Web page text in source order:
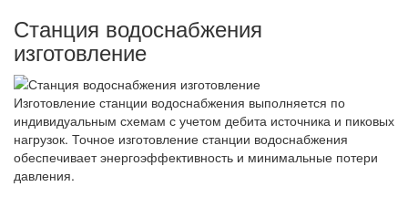
Станция водоснабжения
изготовление
Изготовление станции водоснабжения выполняется по
индивидуальным схемам с учетом дебита источника и пиковых
нагрузок. Точное изготовление станции водоснабжения
обеспечивает энергоэффективность и минимальные потери
давления.